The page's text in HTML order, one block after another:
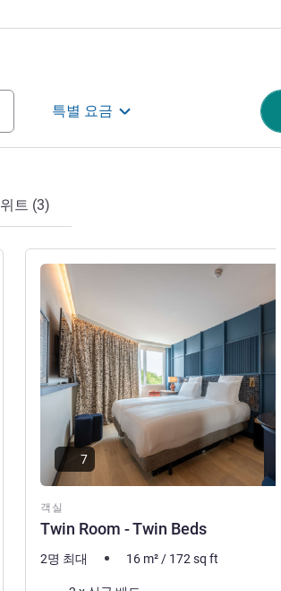
특별 요금
트 (3)
객실
Twin Room - Twin Beds
세부 정보 보기
7
2명 최대 16 m² / 172 sq ft